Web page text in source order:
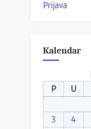
Prijava
Kalendar
P
U
3
4